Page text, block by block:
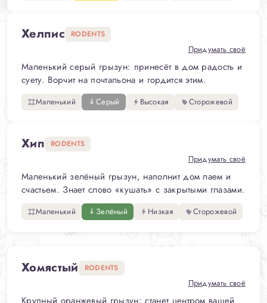
Хелпис RODENTS
Придумать своё
Маленький серый грызун: принесёт в дом радость и
суету. Ворчит на почтальона и гордится этим.
Маленький Серый Высокая Сторожевой
Хип RODENTS
Придумать своё
Маленький зелёный грызун, наполнит дом лаем и
счастьем. Знает слово «кушать» с закрытыми глазами.
Маленький Зелёный Низкая Сторожевой
Хомястый RODENTS
Придумать своё